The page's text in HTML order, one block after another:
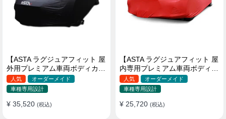
【ASTA ラグジュアフィット 屋
外用プレミアム車両ボディカバ
ー】PUレザー製 オーダーメイ
ド 高級感 裏起毛車カバー 強風
対策
人気
オーダーメイド
車種専用設計
¥ 35,520 (税込)
【ASTA ラグジュアフィット 屋
内専用プレミアム車両ボディカ
バー】オーダーメイド 最高級
生地 柔かい 裏起毛車カバー
人気
オーダーメイド
車種専用設計
¥ 25,720 (税込)